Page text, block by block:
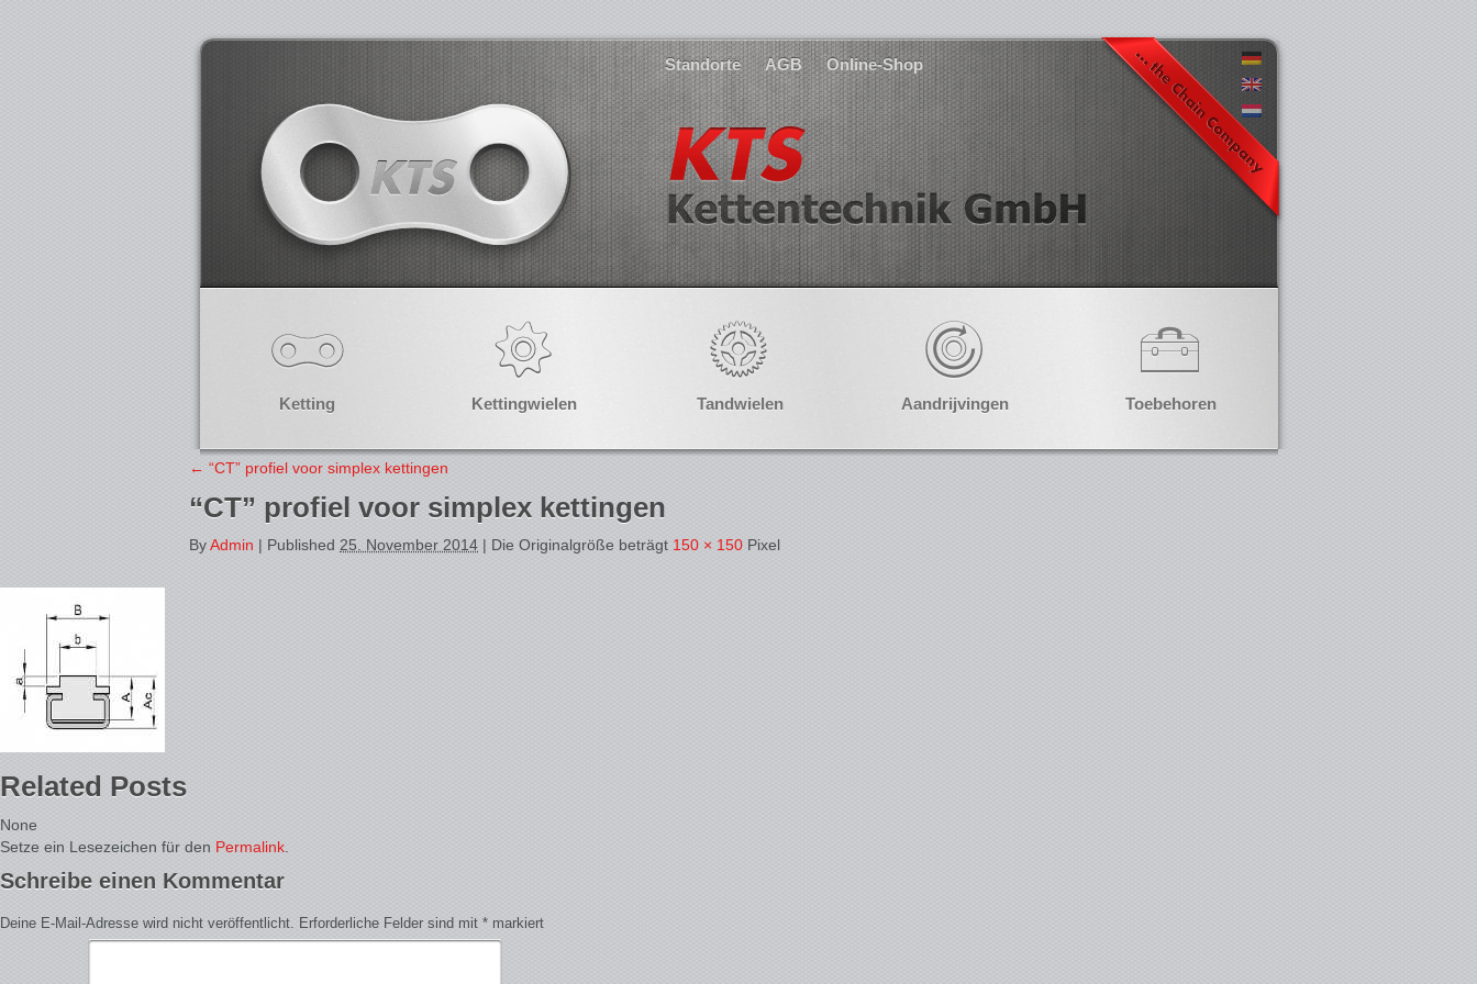
Standorte AGB Online-Shop
Ketting Kettingwielen Tandwielen Aandrijvingen Toebehoren
← “CT” profiel voor simplex kettingen
“CT” profiel voor simplex kettingen
ByAdmin | Published 25. November 2014 | Die Originalgröße beträgt 150 × 150 Pixel
Related Posts
None
Setze ein Lesezeichen für den Permalink
Schreibe einen Kommentar
Deine E-Mail-Adresse wird nicht veröffentlicht. Erforderliche Felder sind mit * markiert